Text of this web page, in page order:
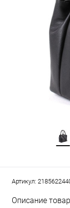
Артикул:
Описание